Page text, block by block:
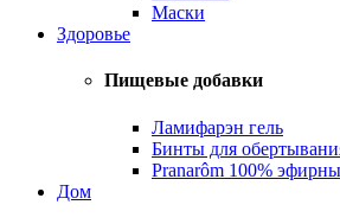
Маски
Здоровье
Пищевые добавки
Ламифарэн гель
Бинты для
Pranarôm 100%
Дом